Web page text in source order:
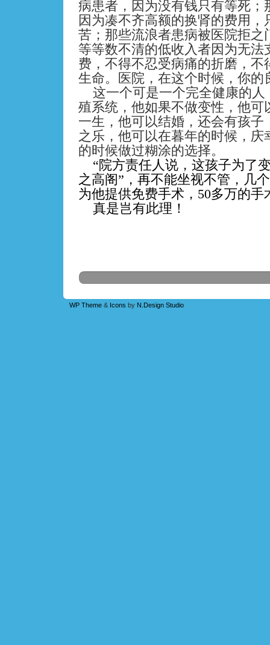
病患者，因为没有钱只有等死；
因为凑不齐高额的换肾的费用，
苦；那些流浪者患病被医院拒之
等等数不清的低收入者因为无法
费，不得不忍受病痛的折磨，不
生命。医院，在这个时候，你的
这一个可是一个完全健康的
殖系统，他如果不做变性，他可
一生，他可以结婚，还会有孩子
之乐，他可以在暮年的时候，庆
的时候做过糊涂的选择。
“院方责任人说，这孩子为了
之高阁”，再不能坐视不管，几
为他提供免费手术， 50多万的手
真是岂有此理！
WP Theme & Icons by N.Design Studio